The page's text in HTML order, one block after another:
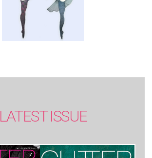
LATEST ISSUE